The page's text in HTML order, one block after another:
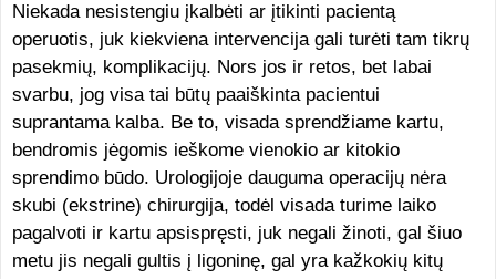
Niekada nesistengiu įkalbėti ar įtikinti pacientą
operuotis, juk kiekviena intervencija gali turėti tam tikrų
pasekmių, komplikacijų. Nors jos ir retos, bet labai
svarbu, jog visa tai būtų paaiškinta pacientui
suprantama kalba. Be to, visada sprendžiame kartu,
bendromis jėgomis ieškome vienokio ar kitokio
sprendimo būdo. Urologijoje dauguma operacijų nėra
skubi (ekstrine) chirurgija, todėl visada turime laiko
pagalvoti ir kartu apsispręsti, juk negali žinoti, gal šiuo
metu jis negali gultis į ligoninę, gal yra kažkokių kitų